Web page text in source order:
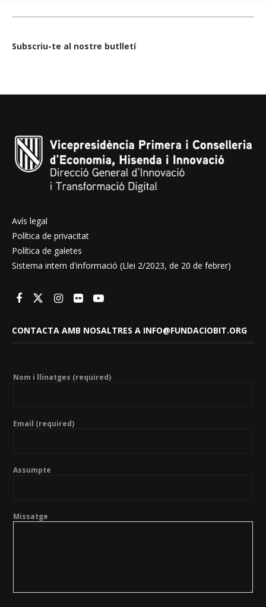
Subscriu-te al nostre butlletí
Avís legal
Política de privacitat
Política de galetes
Sistema intern d'informació (Llei 2/2023, de 20 de febrer)
CONTACTA AMB NOSALTRES A INFO@FUNDACIOBIT.ORG
Nom i llinatges (required)
Email (required)
Assumpte
Missatge